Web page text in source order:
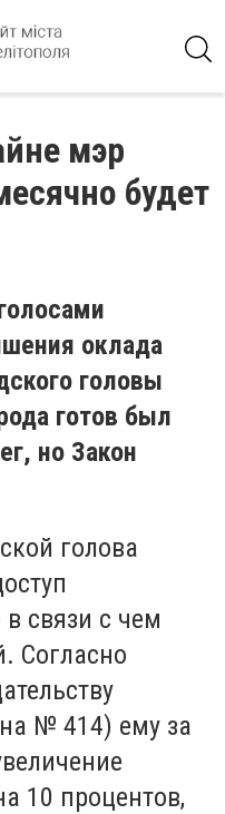
мэр
будет
оклада
головы
готов был
но Закон
голова
в связи с чем
Согласно
№ 414) ему за
10 процентов,